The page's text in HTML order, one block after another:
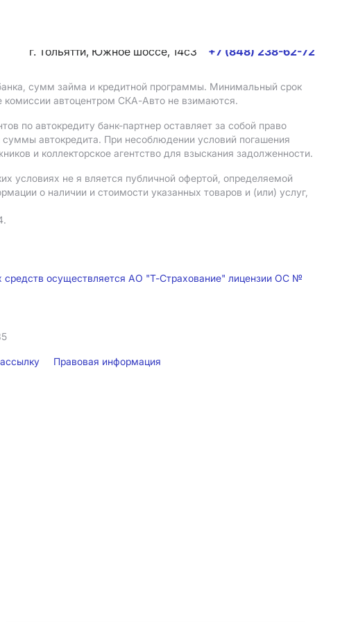
г. Тольятти, Южное шоссе, 14с3
+7 (848) 238-62-72
сумм займа и кредитной программы. Минимальный срок
автоцентром СКА-Авто не взимаются.
по автокредиту банк-партнер оставляет за собой право
автокредита. При несоблюдении условий погашения
и коллекторское агентство для взыскания задолженности.
условиях не я вляется публичной офертой, определяемой
о наличии и стоимости указанных товаров и (или) услуг,
средств осуществляется АО "Т-Страхование" лицензии ОС №
Правовая информация